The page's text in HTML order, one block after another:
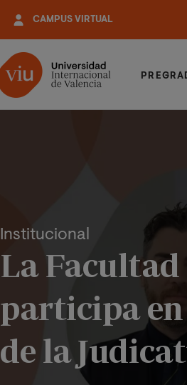
CAMPUS VIRTUAL
Institucional
La Facultad
participa en
de la